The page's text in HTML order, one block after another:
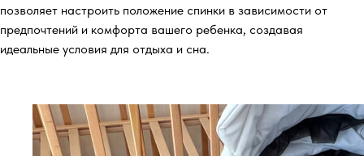
позволяет настроить положение спинки в зависимости от
предпочтений и комфорта вашего ребенка, создавая
идеальные условия для отдыха и сна.